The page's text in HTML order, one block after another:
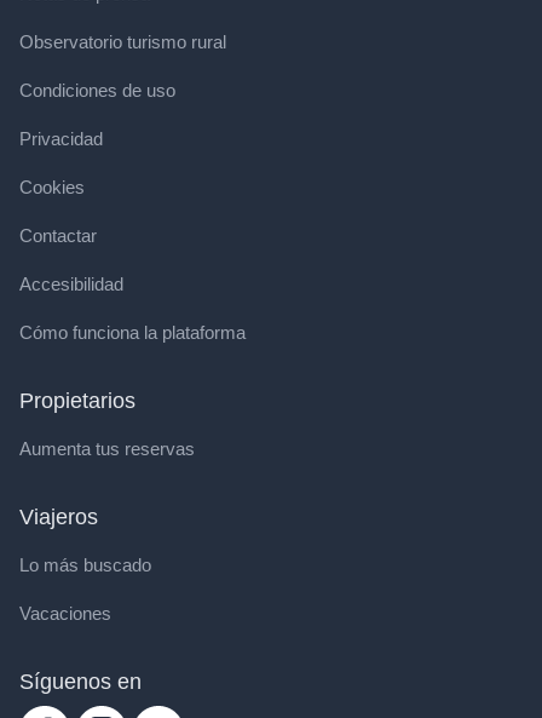
Observatorio turismo rural
Condiciones de uso
Privacidad
Cookies
Contactar
Accesibilidad
Cómo funciona la plataforma
Propietarios
Aumenta tus reservas
Viajeros
Lo más buscado
Vacaciones
Síguenos en